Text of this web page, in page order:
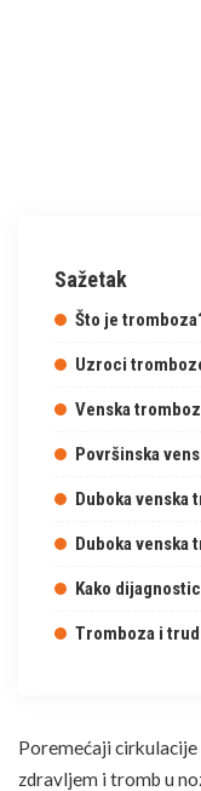
Sažetak
Što je
Uzroci
Venska
Površinska
Duboka venska
Duboka venska
Kako
Tromboza i
Poremećaji
zdravljem i tromb u